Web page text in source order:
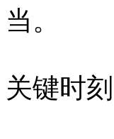
当。
关键时